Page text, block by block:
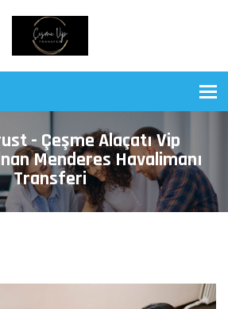
- Çeşme Alaçatı Vip
Menderes Havalimanı
Transferi